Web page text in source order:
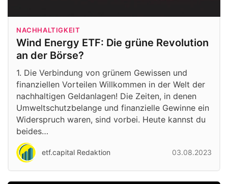
NACHHALTIGKEIT
Wind Energy ETF: Die grüne Revolution
an der Börse?
1. Die Verbindung von grünem Gewissen und
finanziellen Vorteilen Willkommen in der Welt der
nachhaltigen Geldanlagen! Die Zeiten, in denen
Umweltschutzbelange und finanzielle Gewinne ein
Widerspruch waren, sind vorbei. Heute kannst du
beides…
etf.capital Redaktion 03.08.2023